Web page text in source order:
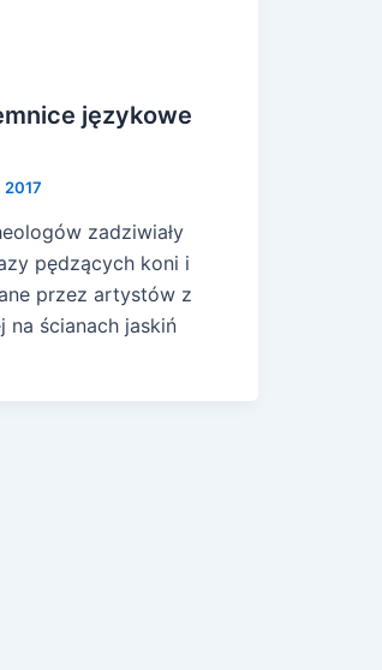
językowe
2017
zadziwiały
pędzących koni i
przez artystów z
na ścianach jaskiń